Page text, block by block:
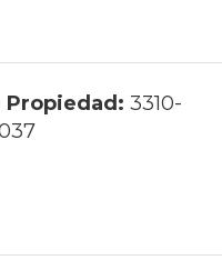
Propiedad: 3310-